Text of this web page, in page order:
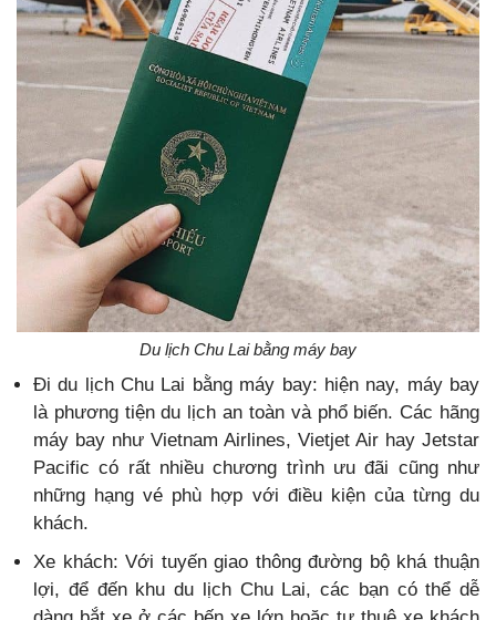
Du lịch Chu Lai bằng máy bay
Đi du lịch Chu Lai bằng máy bay: hiện nay, máy bay
là phương tiện du lịch an toàn và phổ biến. Các hãng
máy bay như Vietnam Airlines, Vietjet Air hay Jetstar
Pacific có rất nhiều chương trình ưu đãi cũng như
những hạng vé phù hợp với điều kiện của từng du
khách.
Xe khách: Với tuyến giao thông đường bộ khá thuận
lợi, để đến khu du lịch Chu Lai, các bạn có thể dễ